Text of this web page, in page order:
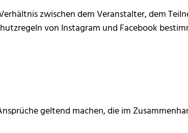
zwischen dem Veranstalter, dem
von Instagram und Facebook
geltend machen, die im